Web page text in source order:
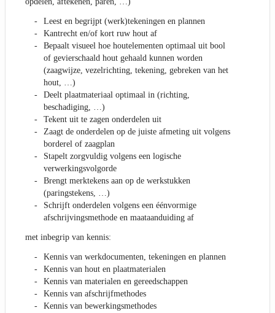
Leest en begrijpt (werk)tekeningen en plannen
Kantrecht en/of kort ruw hout af
Bepaalt visueel hoe houtelementen optimaal uit bool
of gevierschaald hout gehaald kunnen worden
(zaagwijze, vezelrichting, tekening, gebreken van het
hout, …)
Deelt plaatmateriaal optimaal in (richting,
beschadiging, …)
Tekent uit te zagen onderdelen uit
Zaagt de onderdelen op de juiste afmeting uit volgens
borderel of zaagplan
Stapelt zorgvuldig volgens een logische
verwerkingsvolgorde
Brengt merktekens aan op de werkstukken
(paringstekens, …)
Schrijft onderdelen volgens een éénvormige
afschrijvingsmethode en maataanduiding af
met inbegrip van kennis:
Kennis van werkdocumenten, tekeningen en plannen
Kennis van hout en plaatmaterialen
Kennis van materialen en gereedschappen
Kennis van afschrijfmethodes
Kennis van bewerkingsmethodes